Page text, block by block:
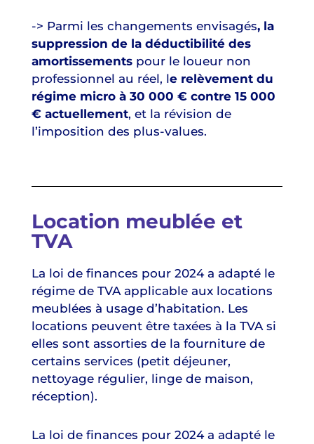
-> Parmi les changements envisagés, la
suppression de la déductibilité des
amortissements pour le loueur non
professionnel au réel, le relèvement du
régime micro à 30 000 € contre 15 000
€ actuellement, et la révision de
l’imposition des plus-values.
Location meublée et
TVA
La loi de finances pour 2024 a adapté le
régime de TVA applicable aux locations
meublées à usage d’habitation. Les
locations peuvent être taxées à la TVA si
elles sont assorties de la fourniture de
certains services (petit déjeuner,
nettoyage régulier, linge de maison,
réception).
La loi de finances pour 2024 a adapté le